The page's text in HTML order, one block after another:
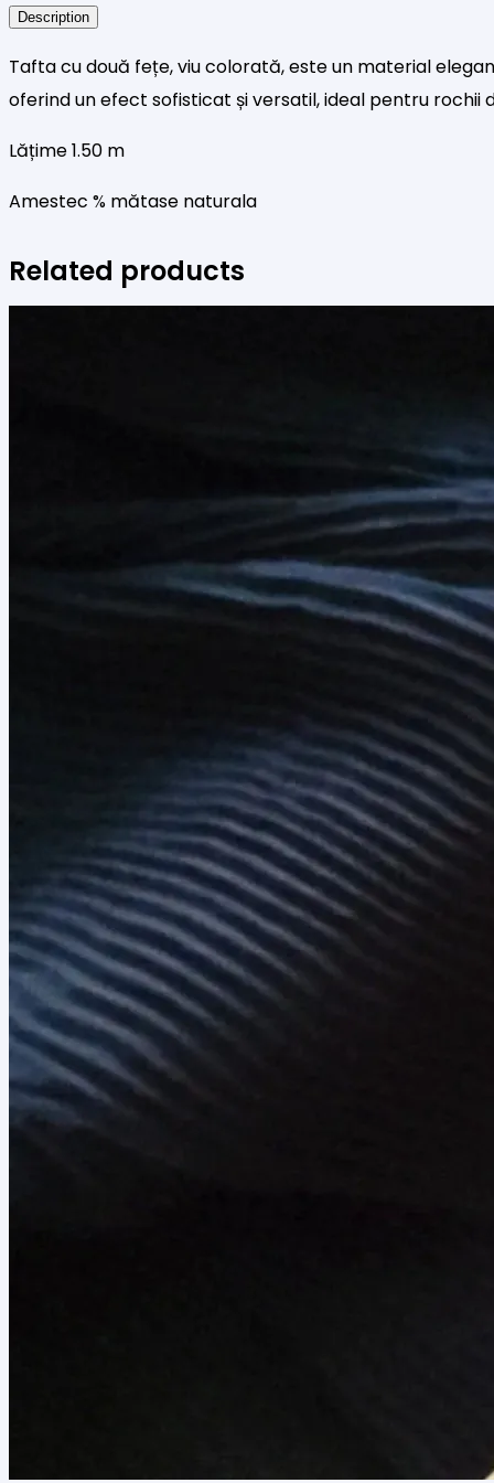
corai
miere
Description
Tafta cu două fețe, viu colorată, este un material
oferind un efect sofisticat și versatil, ideal pentru rochii
Lățime 1.50 m
Amestec % mătase naturala
Related products